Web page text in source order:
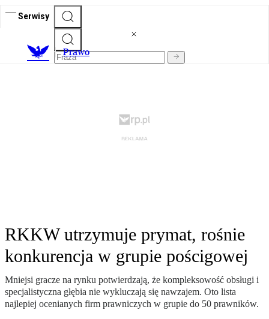
Serwisy
Prawo
RKKW utrzymuje prymat, rośnie
konkurencja w grupie pościgowej
Mniejsi gracze na rynku potwierdzają, że kompleksowość obsługi i
specjalistyczna głębia nie wykluczają się nawzajem. Oto lista
najlepiej ocenianych firm prawniczych w grupie do 50 prawników.